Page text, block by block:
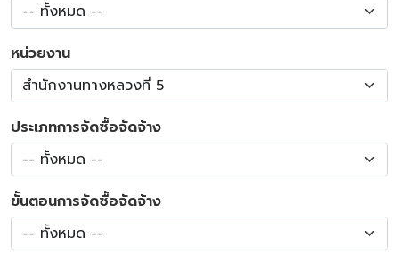
-- ทั้งหมด --
หน่วยงาน
สำนักงานทางหลวงที่ 5
ประเภทการจัดซื้อจัดจ้าง
-- ทั้งหมด --
ขั้นตอนการจัดซื้อจัดจ้าง
-- ทั้งหมด --